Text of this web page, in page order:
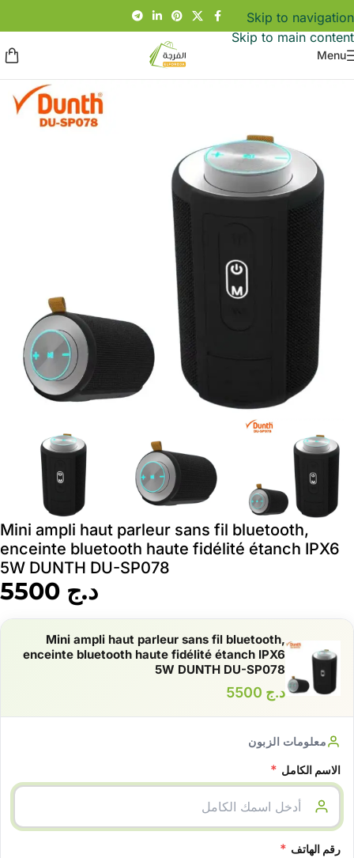
Skip to navigation
Skip to main content
Menu
Mini ampli haut parleur sans fil bluetooth,
enceinte bluetooth haute fidélité étanch IPX6
5W DUNTH DU-SP078
د.ج
Mini ampli haut parleur sans fil bluetooth,
enceinte bluetooth haute fidélité étanch IPX6
5W DUNTH DU-SP078
د.ج
معلومات الزبون
الاسم الكامل *
رقم الهاتف *